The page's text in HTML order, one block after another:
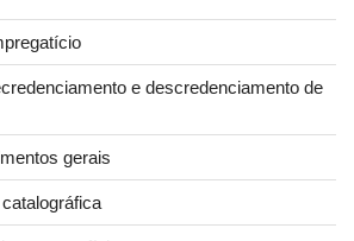
e descredenciamento de
gerais